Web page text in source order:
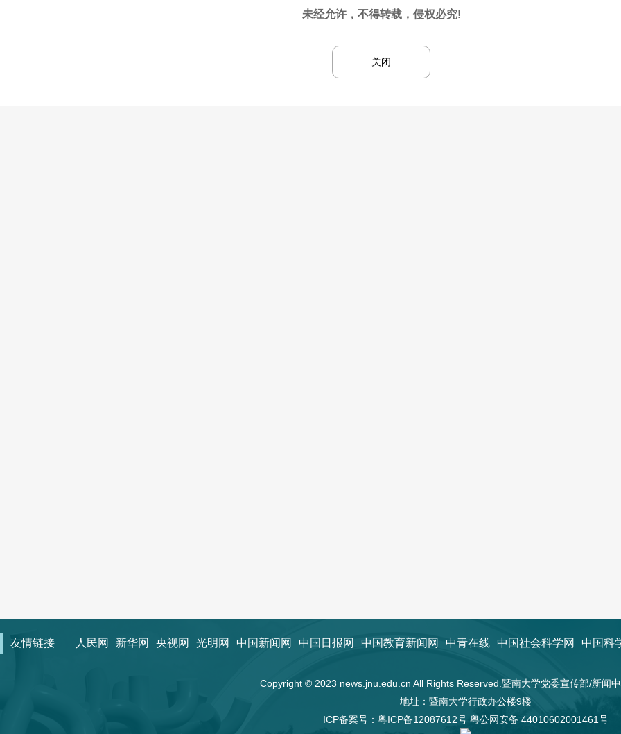
未经允许，不得转载，侵权必究!
关闭
友情链接 人民网 新华网 央视网 光明网 中国新闻网 中国日报网 中国教育新闻网 中青在线 中国社会科学网 中国科
Copyright © 2023 news.jnu.edu.cn All Rights Reserved.暨南大学党委宣传部/新闻
地址：暨南大学行政办公楼9楼
ICP备案号： 粤ICP备12087612号 粤公网安备 44010602001461号